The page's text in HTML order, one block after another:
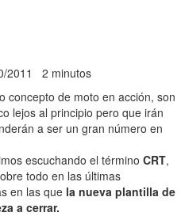
2011 2 minutos
concepto de moto en acción, son
lejos al principio pero que irán
a ser un gran número en
escuchando el término CRT,
todo en las últimas
en las que la nueva plantilla de
a cerrar.